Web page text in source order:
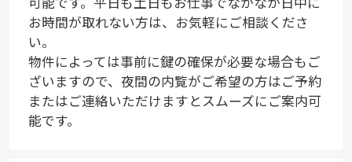
お時間が取れない方は、お気軽にご相談くださ
い。
物件によっては事前に鍵の確保が必要な場合もご
ざいますので、夜間の内覧がご希望の方はご予約
またはご連絡いただけますとスムーズにご案内可
能です。